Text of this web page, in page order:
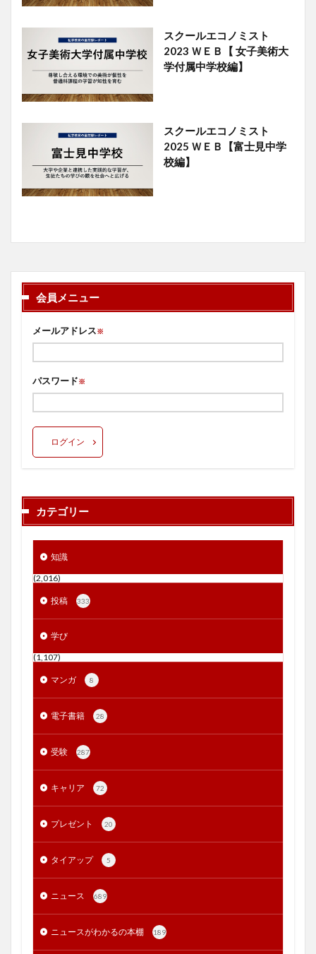
スクールエコノミスト
2023 ＷＥＢ【 女子美術大
学付属中学校編】
スクールエコノミスト
2025 ＷＥＢ【富士見中学
校編】
会員メニュー
メールアドレス※
パスワード※
ログイン
カテゴリー
知識
(2,016)
投稿 333
学び
(1,107)
マンガ 8
電子書籍 28
受験 287
キャリア 72
プレゼント 20
タイアップ 5
ニュース 689
ニュースがわかるの本棚 189